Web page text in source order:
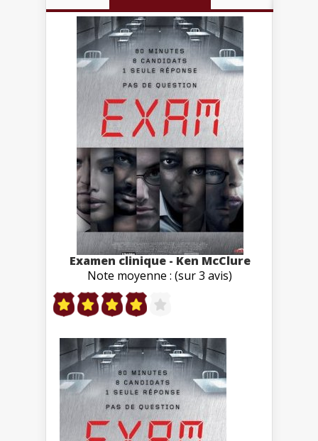
Examen clinique - Ken McClure
Note moyenne : (sur 3 avis)